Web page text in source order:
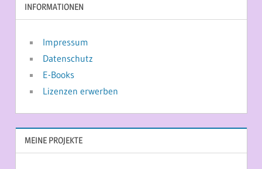
INFORMATIONEN
Impressum
Datenschutz
E-Books
Lizenzen erwerben
MEINE PROJEKTE